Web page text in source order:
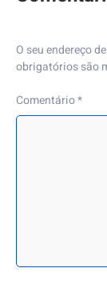
O seu endereço
obrigatórios são
Comentário*